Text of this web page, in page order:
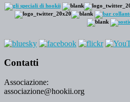
Contatti
Associazione:
associazione@hookii.org